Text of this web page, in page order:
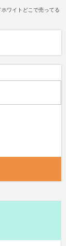
ワイトどこで売ってる